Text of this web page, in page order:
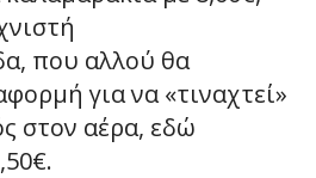
που αλλού θα
για να «τιναχτεί»
στον αέρα, εδώ